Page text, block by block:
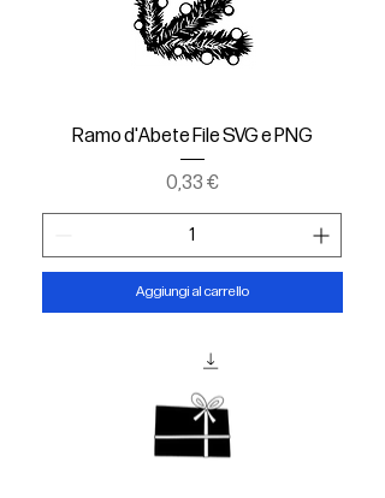
Ramo d'Abete File SVG e PNG
Prezzo
0,33 €
Aggiungi al carrello